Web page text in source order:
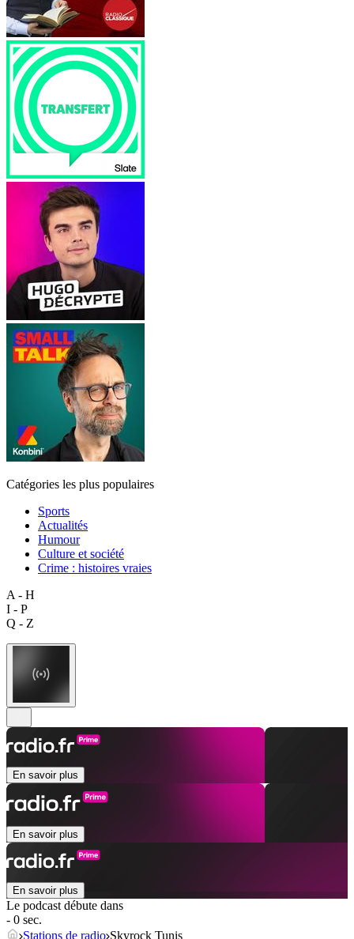
Catégories les plus populaires
Sports
Actualités
Humour
Culture et société
Crime : histoires vraies
A - H
I - P
Q - Z
En savoir plus
En savoir plus
En savoir plus
Le podcast débute dans
- 0 sec.
Stations de radio Skyrock Tunis